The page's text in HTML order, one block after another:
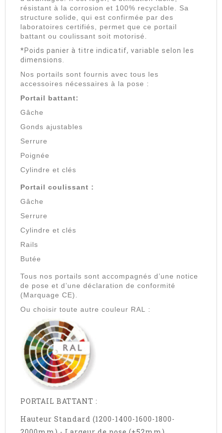
résistant à la corrosion et 100% recyclable. Sa
structure solide, qui est confirmée par des
laboratoires certifiés, permet que ce portail
battant ou coulissant soit motorisé.
*Poids panier à titre indicatif, variable selon les
dimensions.
Nos portails sont fournis avec tous les
accessoires nécessaires à la pose :
Portail battant:
Gâche
Gonds ajustables
Serrure
Poignée
Cylindre et clés
Portail coulissant :
Gâche
Serrure
Cylindre et clés
Rails
Butée
Tous nos portails sont accompagnés d’une notice
de pose et d’une déclaration de conformité
(Marquage CE).
Ou choisir toute autre couleur RAL :
PORTAIL BATTANT :
Hauteur Standard (1200-1400-1600-1800-